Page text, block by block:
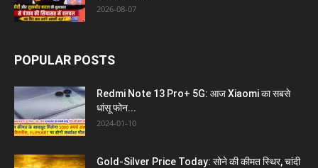
2026-08-07
POPULAR POSTS
Redmi Note 13 Pro+ 5G: आज Xiaomi का सबसे
धांसू फोन...
2024-01-10
Gold-Silver Price Today: सोने की कीमत स्थिर, चांदी